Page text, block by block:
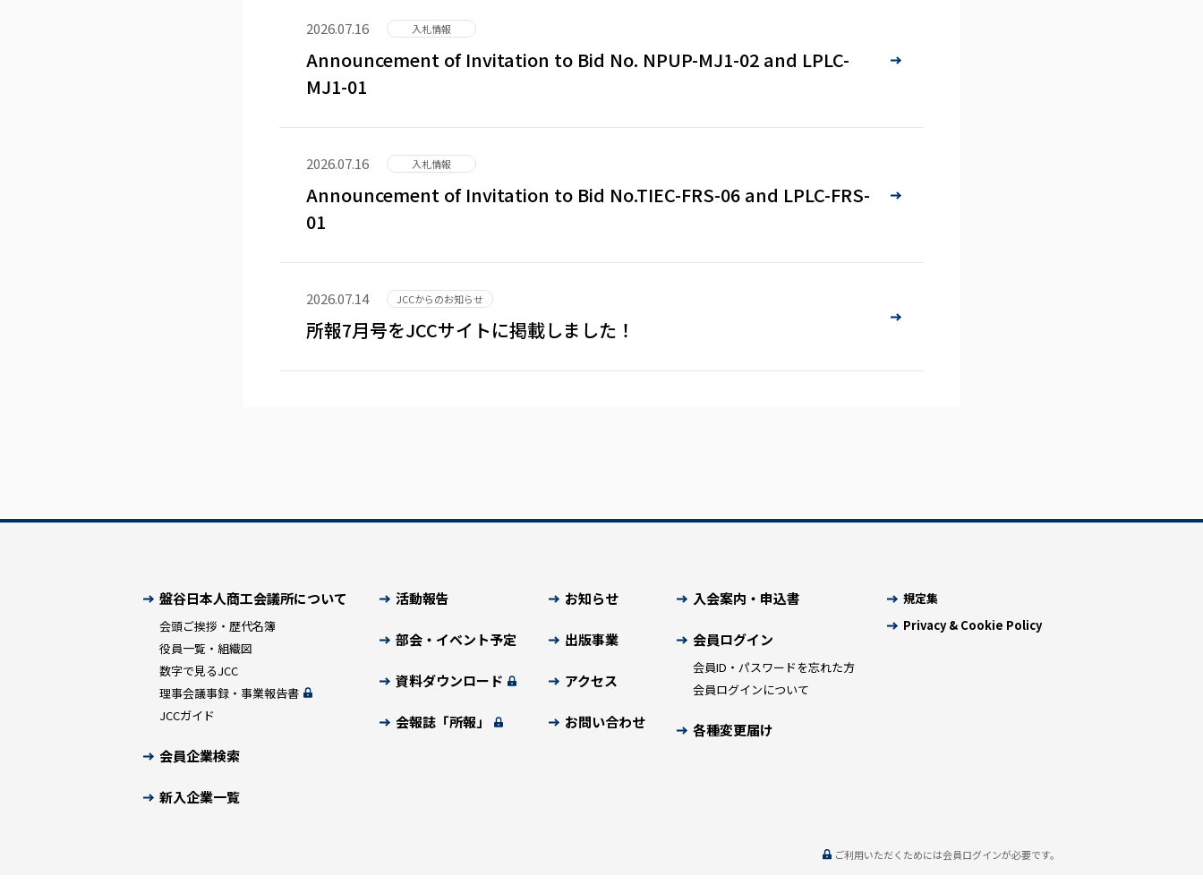
2026.07.16 入札情報
Announcement of Invitation to Bid No. NPUP-MJ1-02 and LPLC-
MJ1-01
2026.07.16 入札情報
Announcement of Invitation to Bid No.TIEC-FRS-06 and LPLC-FRS-
01
2026.07.14 JCCからのお知らせ
所報7月号をJCCサイトに掲載しました！
盤谷日本人商工会議所について
会頭ご挨拶・歴代名簿
役員一覧・組織図
数字で見るJCC
理事会議事録・事業報告書
JCCガイド
会員企業検索
新入企業一覧
活動報告
部会・イベント予定
資料ダウンロード
会報誌「所報」
お知らせ
出版事業
アクセス
お問い合わせ
入会案内・申込書
会員ログイン
会員ID・パスワードを忘れた方
会員ログインについて
各種変更届け
規定集
Privacy & Cookie Policy
ご利用いただくためには会員ログインが必要です。